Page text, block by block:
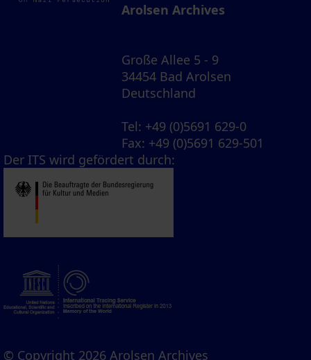
Arolsen Archives
Große Allee 5 - 9
34454 Bad Arolsen
Deutschland
Tel: +49 (0)5691 629-0
Fax: +49 (0)5691 629-501
Der ITS wird gefördert durch:
© Copyright 2026 Arolsen Archives